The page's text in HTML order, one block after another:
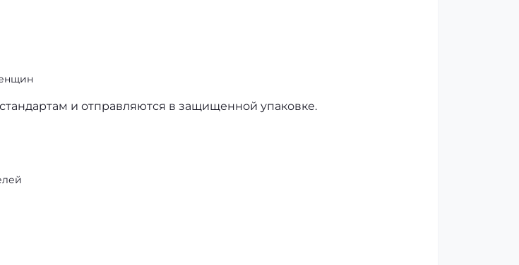
и отправляются в защищенной упаковке.